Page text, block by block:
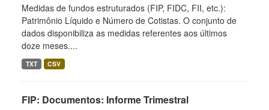
Medidas de fundos estruturados (FIP, FIDC, FII, etc.):
Patrimônio Líquido e Número de Cotistas. O conjunto de
dados disponibiliza as medidas referentes aos últimos
doze meses....
TXT CSV
FIP: Documentos: Informe Trimestral